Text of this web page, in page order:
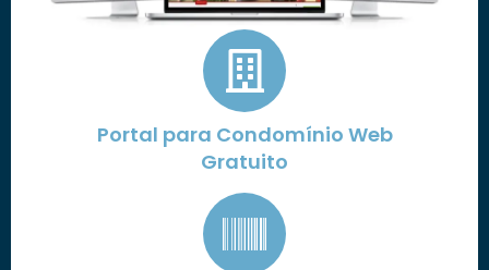
Portal para Condomínio Web
Gratuito